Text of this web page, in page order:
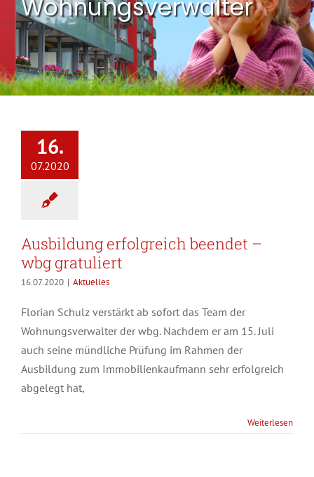
Wohnungsverwalter
16.
07.2020
Ausbildung erfolgreich beendet –
wbg gratuliert
16.07.2020 | Aktuelles
Florian Schulz verstärkt ab sofort das Team der
Wohnungsverwalter der wbg. Nachdem er am 15. Juli
auch seine mündliche Prüfung im Rahmen der
Ausbildung zum Immobilienkaufmann sehr erfolgreich
abgelegt hat,
Weiterlesen